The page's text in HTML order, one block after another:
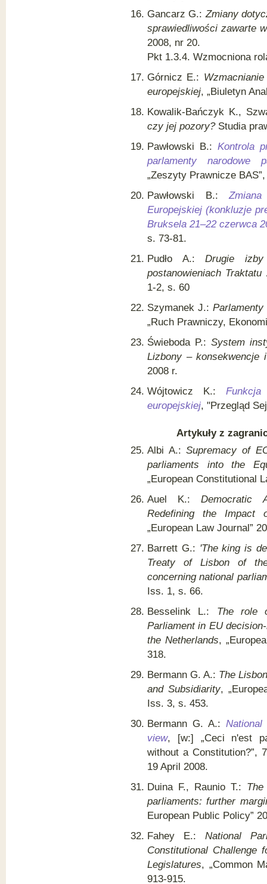
Gancarz G.:Zmiany
sprawiedliwości zawarte
2008, nr 20.
Pkt 1.3.4. Wzmocniona
Górnicz E.:
europejskiej, „Biuletyn
Kowalik-Bańczyk K.,
czy jej pozory?Studia
Pawłowski B.: Kontrola
parlamenty narodowe
„Zeszyty Prawnicze
Pawłowski B.:
Europejskiej (konkluzje
Bruksela 21–22 czerwca
s. 73-81.
Pudło A.:Drugie izby
postanowieniach
1-2, s. 60
Szymanek J.:
„Ruch Prawniczy,
Świeboda P.: System
Lizbony – konsekwencje
2008 r.
Wójtowicz K.:
europejskiej, "Przegląd
Artykuły z
Albi A.:Supremacy of
parliaments into the
„European Constitutional
Auel K.:Democratic
Redefining the Impact
„European Law Journal”
Barrett G.: 'The king is
Treaty of Lisbon of
concerning national
Iss. 1, s. 66.
Besselink L.: The role
Parliament in EU
the Netherlands,
318.
Bermann G. A.: The
and Subsidiarity,
Iss. 3, s. 453.
Bermann G. A.: National
view, [w:] „Ceci n'est
without a Constitution?”,
19 April 2008.
Duina F., Raunio T.:
parliaments: further
European Public Policy”
Fahey E.:National
Constitutional Challenge
Legislatures, „Common
913-915.